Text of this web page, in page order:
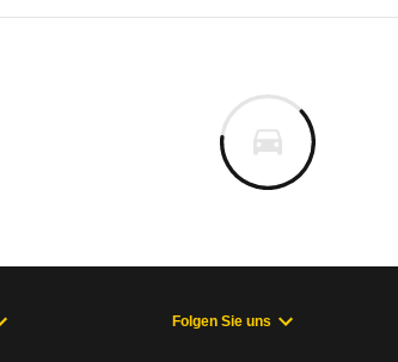
Folgen Sie uns